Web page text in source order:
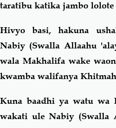
taratibu katika jambo
Hivyo basi, hakuna
Nabiy (Swalla Allaahu
wala Makhalifa wake
kwamba walifanya
Kuna baadhi ya watu wa
wakati ule Nabiy (Swalla